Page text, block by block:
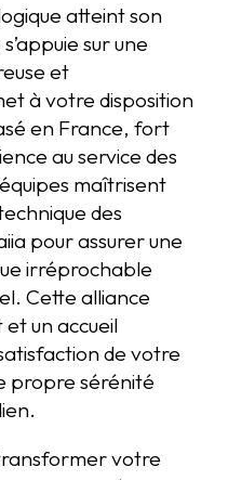
atteint son
sur une
et
à votre disposition
en France, fort
au service des
maîtrisent
des
pour assurer une
irréprochable
Cette alliance
un accueil
de votre
propre sérénité
votre